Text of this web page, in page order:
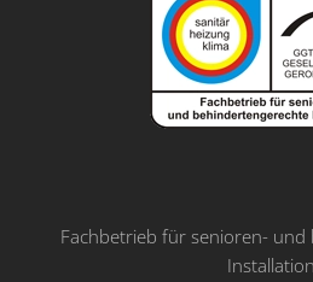
Fachbetrieb für senioren-
Installation